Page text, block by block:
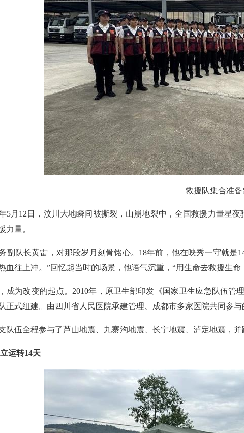
救援队集合准
5月12日，汶川大地瞬间被撕裂，山崩地裂中，全国救援力量星
力量。
副队长黄雷，对那段岁月刻骨铭心。18年前，他在映秀一守就是
血往上冲。”回忆起当时的场景，他语气沉重，“用生命去救援生
成为改变的起点。2010年，原卫生部印发《国家卫生应急队伍管
正式组建。由四川省人民医院承建管理、成都市多家医院共同参
队伍全程参与了芦山地震、九寨沟地震、长宁地震、泸定地震，
运转14天